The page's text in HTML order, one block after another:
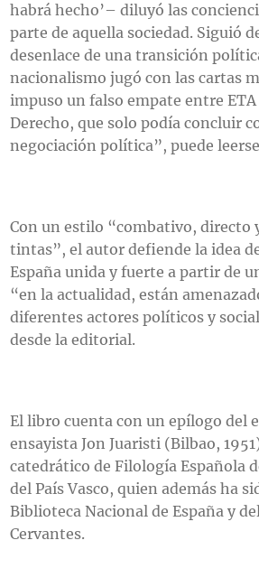
habrá hecho’– diluyó las
parte de aquella sociedad. Siguió
desenlace de una transición
nacionalismo jugó con las cartas
impuso un falso empate entre ETA
Derecho, que solo podía concluir
negociación política”, puede
Con un estilo “combativo, directo
tintas”, el autor defiende la idea
España unida y fuerte a partir de
“en la actualidad, están
diferentes actores políticos y
desde la editorial.
El libro cuenta con un epílogo del
ensayista Jon Juaristi (Bilbao,
catedrático de Filología Española
del País Vasco, quien además ha
Biblioteca Nacional de España y
Cervantes.